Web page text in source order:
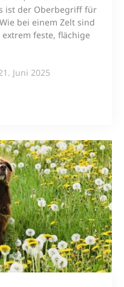
ist der Oberbegriff für
bei einem Zelt sind
feste, flächige
Juni 2025